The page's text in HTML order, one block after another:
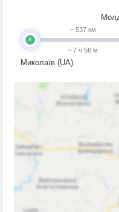
A
Миколаїв (UA)
~ 537 км
~ 7 ч 56 м